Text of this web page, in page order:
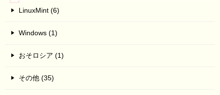
LinuxMint (6)
Windows (1)
おそロシア (1)
その他 (35)